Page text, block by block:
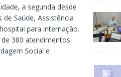
a segunda desde
Saúde, Assistência
para internação.
380 atendimentos
Social e